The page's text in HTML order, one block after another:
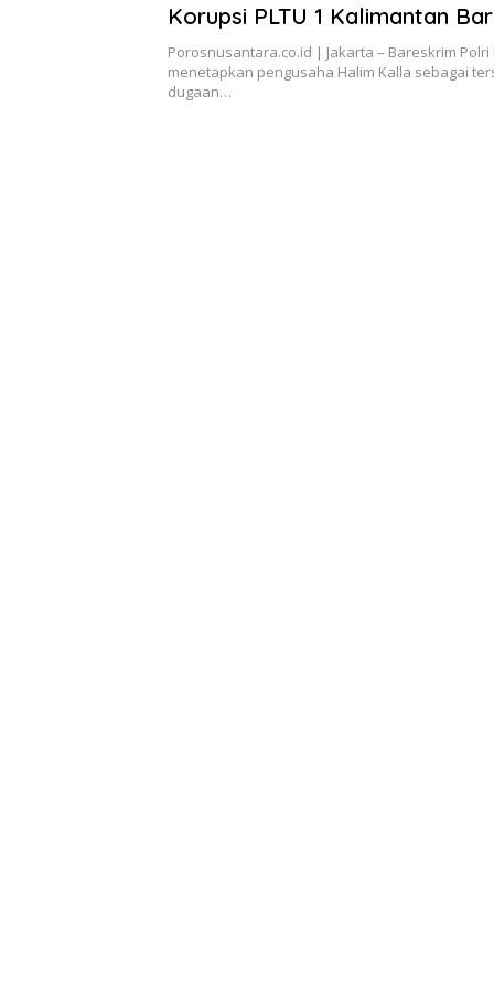
Korupsi PLTU 1 Kalimantan
Mangkrak dan Rugikan Negara
Triliun
Porosnusantara.co.id | Jakarta – Bareskrim Polri
menetapkan pengusaha Halim Kalla sebagai
dugaan…